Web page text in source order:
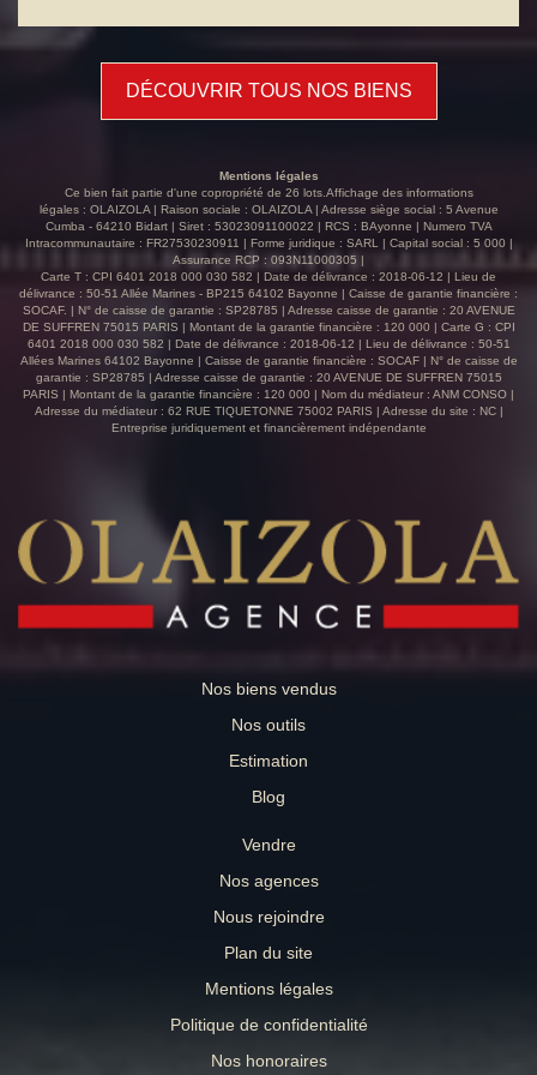
Actuellement exploité en restaurant, l'établissement
dispose d'une capacité d'accueil de 112 couverts, dont 40
vitrée, offre une vue agréable sur un espace vert avec
plus de 50 places de parkings privés, créant un cadre
complétée par 198 m² supplémentaires à l'étage
comprenant plusieurs salons privés, offrant de
nombreuses possibilités d'exploitation : événements,
séminaires, privatisations ou développement d'un concept
complémentaire. Implanté dans un secteur recherché du
littoral basque, cet établissement profite d'une excellente
notoriété et génère un chiffre d'affaires supérieur à 900
000 €, témoignant de la qualité de son emplacement et
de son potentiel commercial. La vente porte sur le fonds
de commerce avec possibilité d'acquisition des murs,
représentant une opportunité rare pour un professionnel
souhaitant s'implanter durablement à Bidart dans un
accompagner dans vos projets immobiliers. N'hésitez pas
à nous contacter pour obtenir des informations
personnalisées et un suivi attentif de vos démarches.
BIARRITZ HONORAIRES CHARGE ACQUEREUR Les
www.georisques.gouv.fr
DÉCOUVRIR TOUS NOS BIENS
Mentions légales
Ce bien fait partie d'une copropriété de 26 lots.Affichage des informations
légales : OLAIZOLA | Raison sociale : OLAIZOLA | Adresse siège social : 5 Avenue
Cumba - 64210 Bidart | Siret : 53023091100022 | RCS : BAyonne | Numero TVA
Intracommunautaire : FR27530230911 | Forme juridique : SARL | Capital social : 5 000 |
Assurance RCP : 093N11000305 |
Carte T : CPI 6401 2018 000 030 582 | Date de délivrance : 2018-06-12 | Lieu de
délivrance : 50-51 Allée Marines - BP215 64102 Bayonne | Caisse de garantie financière :
SOCAF. | N° de caisse de garantie : SP28785 | Adresse caisse de garantie : 20 AVENUE
DE SUFFREN 75015 PARIS | Montant de la garantie financière : 120 000 | Carte G : CPI
6401 2018 000 030 582 | Date de délivrance : 2018-06-12 | Lieu de délivrance : 50-51
Allées Marines 64102 Bayonne | Caisse de garantie financière : SOCAF | N° de caisse de
garantie : SP28785 | Adresse caisse de garantie : 20 AVENUE DE SUFFREN 75015
PARIS | Montant de la garantie financière : 120 000 | Nom du médiateur : ANM CONSO |
Adresse du médiateur : 62 RUE TIQUETONNE 75002 PARIS | Adresse du site : NC |
Entreprise juridiquement et financièrement indépendante
Nos biens vendus
Nos outils
Estimation
Blog
Vendre
Nos agences
Nous rejoindre
Plan du site
Mentions légales
Politique de confidentialité
Nos honoraires